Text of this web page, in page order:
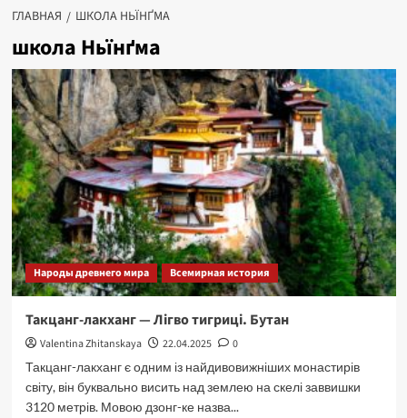
ГЛАВНАЯ ШКОЛА НЬЇНҐМА
школа Ньїнґма
Народы древнего мира Всемирная история
Такцанг-лакханг — Лігво тигриці. Бутан
Valentina Zhitanskaya 22.04.2025
0
Такцанг-лакханг є одним із найдивовижніших монастирів
світу, він буквально висить над землею на скелі заввишки
3120 метрів. Мовою дзонг-ке назва...